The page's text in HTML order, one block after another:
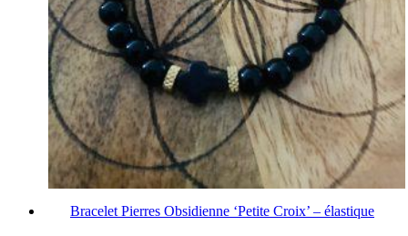
Bracelet Pierres Obsidienne ‘Petite Croix’ – élastique